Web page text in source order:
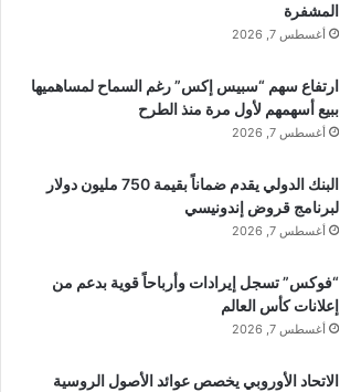
المشفرة
أغسطس 7, 2026
ارتفاع سهم “سبيس إكس” رغم السماح لمساهميها
ببيع أسهمهم لأول مرة منذ الطرح
أغسطس 7, 2026
البنك الدولي يقدم ضماناً بقيمة 750 مليون دولار
لبرنامج قروض إندونيسي
أغسطس 7, 2026
“فوكس” تسجل إيرادات وأرباحاً قوية بدعم من
إعلانات كأس العالم
أغسطس 7, 2026
الاتحاد الأوروبي يخصص عوائد الأصول الروسية